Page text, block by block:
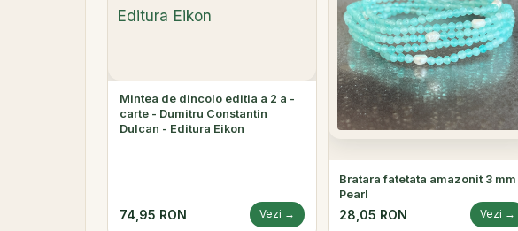
Mintea de dincolo editia a 2 a -
carte - Dumitru Constantin
Dulcan - Editura Eikon
74,95 RON Vezi →
Bratara fatetata amazonit 3 mm |
Pearl
28,05 RON Vezi →